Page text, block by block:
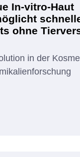
In-vitro-Haut
ohne
in der